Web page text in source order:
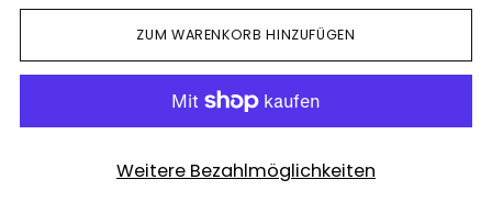
ZUM WARENKORB HINZUFÜGEN
Weitere Bezahlmöglichkeiten